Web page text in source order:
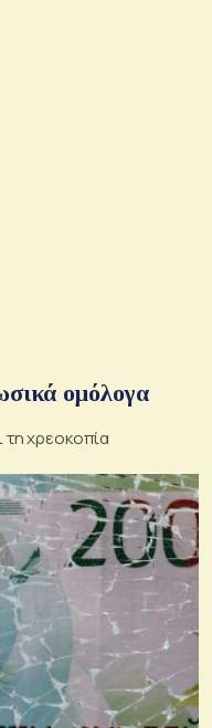
ομόλογα
χρεοκοπία